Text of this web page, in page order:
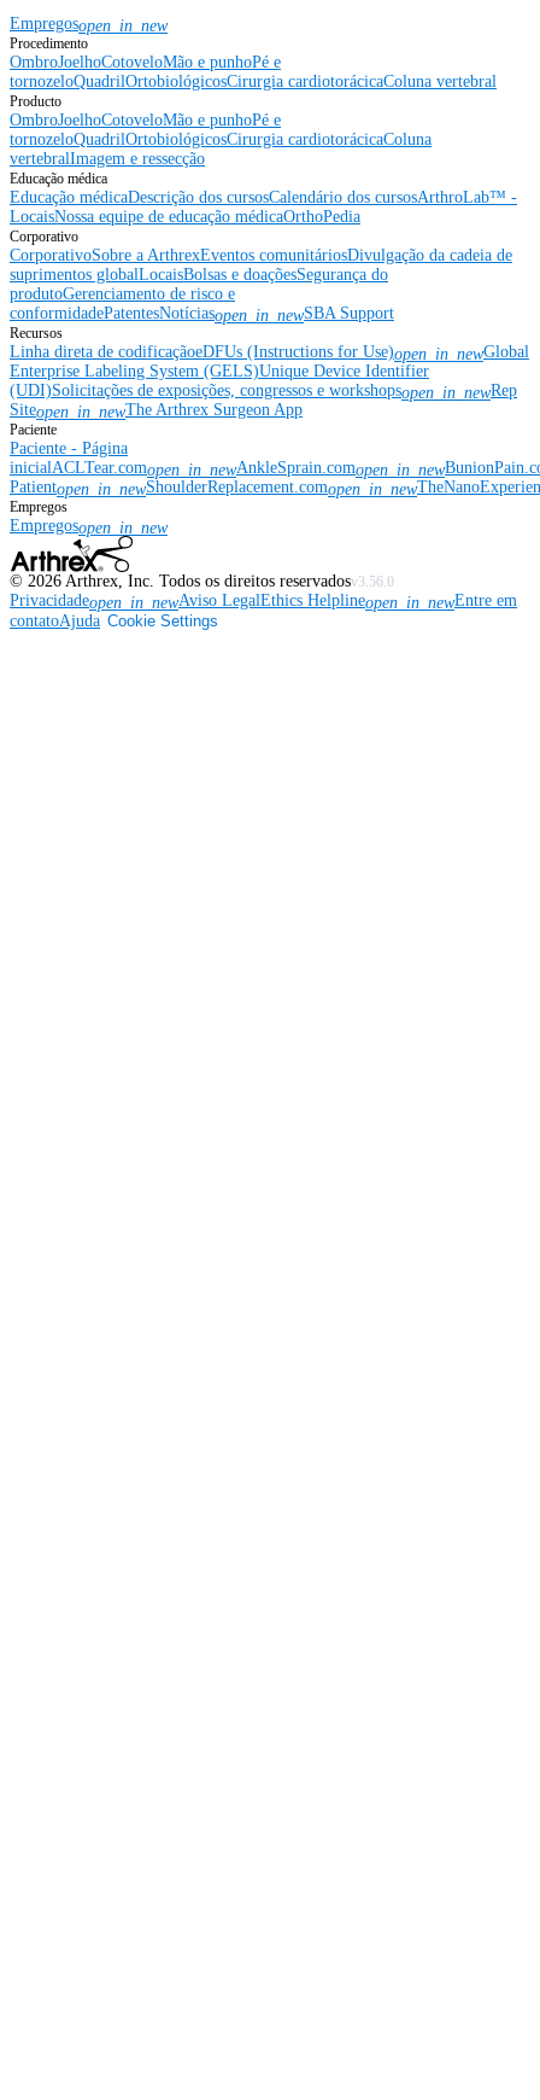
Empregosopen_in_new
Procedimento
OmbroJoelhoCotoveloMão e punhoPé e
tornozeloQuadrilOrtobiológicosCirurgia cardiotorácicaColuna vertebral
Producto
OmbroJoelhoCotoveloMão e punhoPé e
tornozeloQuadrilOrtobiológicosCirurgia cardiotorácicaColuna
vertebralImagem e ressecção
Educação médica
Educação médicaDescrição dos cursosCalendário dos cursosArthroLab™ -
LocaisNossa equipe de educação médicaOrthoPedia
Corporativo
CorporativoSobre a ArthrexEventos comunitáriosDivulgação da cadeia de
suprimentos globalLocaisBolsas e doaçõesSegurança do
produtoGerenciamento de risco e
conformidadePatentesNotíciasopen_in_newSBA Support
Recursos
Linha direta de codificaçãoeDFUs (Instructions for Use)open_in_newGlobal
Enterprise Labeling System (GELS)Unique Device Identifier
(UDI)Solicitações de exposições, congressos e workshopsopen_in_newRep
Siteopen_in_newThe Arthrex Surgeon App
Paciente
Paciente - Página
inicial ACLTear.comopen_in_newAnkleSprain.comopen_in_new
Patientopen_in_newShoulderReplacement.comopen_in_new
Empregos
Empregosopen_in_new
© 2026 Arthrex, Inc. Todos os direitos reservadosv3.56.0
Privacidadeopen_in_newAviso LegalEthics Helplineopen_in_newEntre em
contatoAjuda Cookie Settings